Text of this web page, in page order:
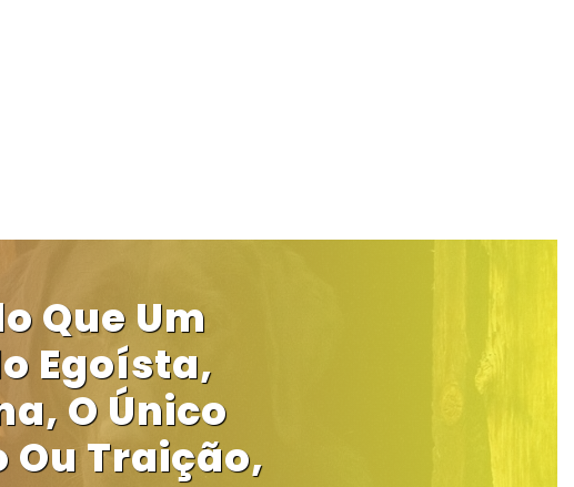
Que Um
Egoísta,
O Único
Traição,